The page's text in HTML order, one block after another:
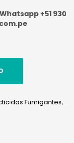
+51 930
Fumigantes,